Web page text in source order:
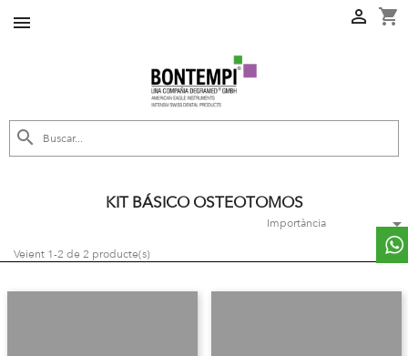
 shopping_cart


KIT BÁSICO OSTEOTOMOS
Importància 
Veient 1-2 de 2 producte(s)